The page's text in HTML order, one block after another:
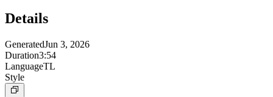
Details
GeneratedJun 3, 2026
Duration3:54
LanguageTL
Style